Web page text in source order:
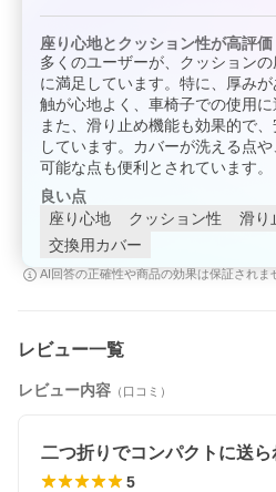
座り心地とクッション性が高評価
多くのユーザーが、クッション
に満足しています。特に、厚み
触が心地よく、車椅子での使用に
また、滑り止め機能も効果的で
しています。カバーが洗える点
可能な点も便利とされています。
良い点
座り心地
クッション性 滑り
交換用カバー
AI回答の正確性や商品の効果は保証されま
レビュー一覧
レビュー内容 （口コミ）
5